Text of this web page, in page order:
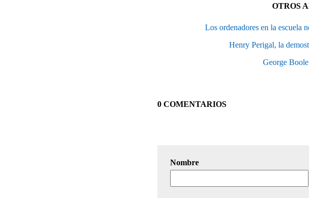
OTROS
Los ordenadores en la escuela
Henry Perigal, la
George
0 COMENTARIOS
Nombre